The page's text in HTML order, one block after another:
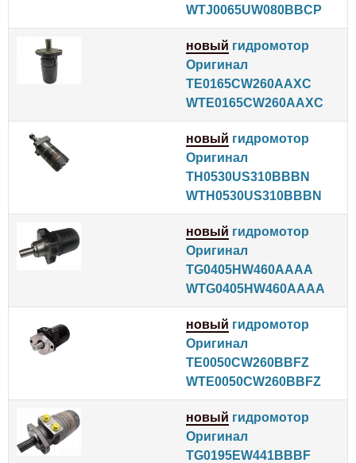
WTJ0065UW080BBCP
новый гидромотор
Оригинал
TE0165CW260AAXC
WTE0165CW260AAXC
новый гидромотор
Оригинал
TH0530US310BBBN
WTH0530US310BBBN
новый гидромотор
Оригинал
TG0405HW460AAAA
WTG0405HW460AAAA
новый гидромотор
Оригинал
TE0050CW260BBFZ
WTE0050CW260BBFZ
новый гидромотор
Оригинал
TG0195EW441BBBF